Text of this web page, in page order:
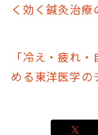
く効く鍼灸治療
「冷え・疲れ
める東洋医学の